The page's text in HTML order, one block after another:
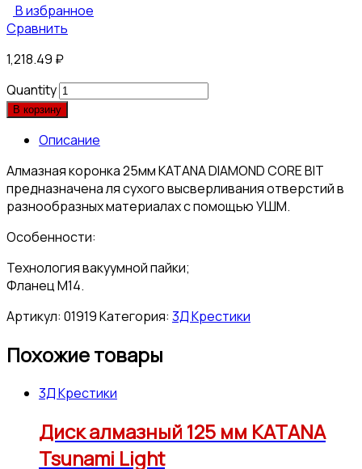
В избранное
Сравнить
1,218.49 ₽
Quantity
В корзину
Описание
Алмазная коронка 25мм KATANA DIAMOND CORE BIT
предназначена ля сухого высверливания отверстий в
разнообразных материалах с помощью УШМ.
Особенности:
Технология вакуумной пайки;
Фланец M14.
Артикул: 01919Категория: 3Д Крестики
Похожие товары
3Д Крестики
Диск алмазный 125 мм KATANA
Tsunami Light